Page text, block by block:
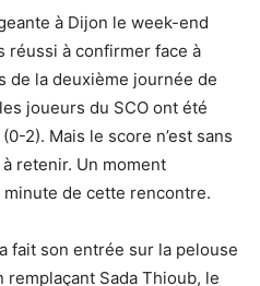
à Dijon le week-end
réussi à confirmer face à
de la deuxième journée de
joueurs du SCO ont été
2). Mais le score n’est sans
retenir. Un moment
de cette rencontre.
fait son entrée sur la pelouse
remplaçant Sada Thioub, le